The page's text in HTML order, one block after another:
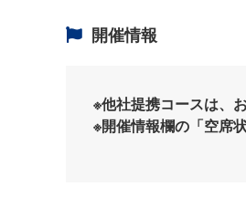
開催情報
※他社提携コースは、
※開催情報欄の「空席